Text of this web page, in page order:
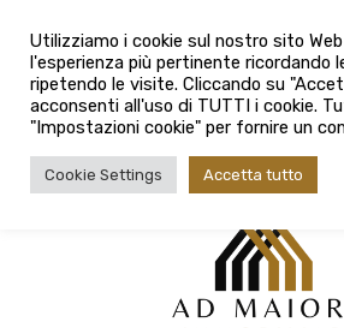
080 3759025
Città
Tipologia contratto
Tipologia contratto
Utilizziamo i cookie sul nostro sito
l'esperienza più pertinente ricordando
ripetendo le visite. Cliccando su
acconsenti all'uso di TUTTI i cookie.
"Impostazioni cookie" per fornire un
Cookie Settings Accetta tutto